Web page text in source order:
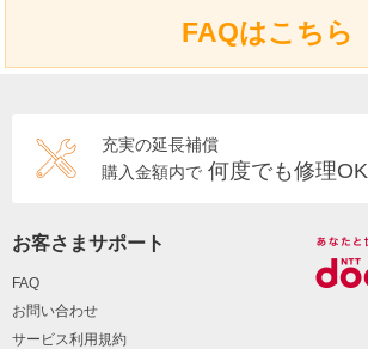
FAQはこちら
充実の延長補償
購入金額内で 何度でも修理OK
お客さまサポート
FAQ
お問い合わせ
サービス利用規約